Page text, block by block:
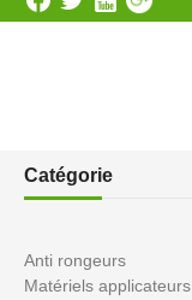
Catégorie
Anti rongeurs
Matériels applicateurs